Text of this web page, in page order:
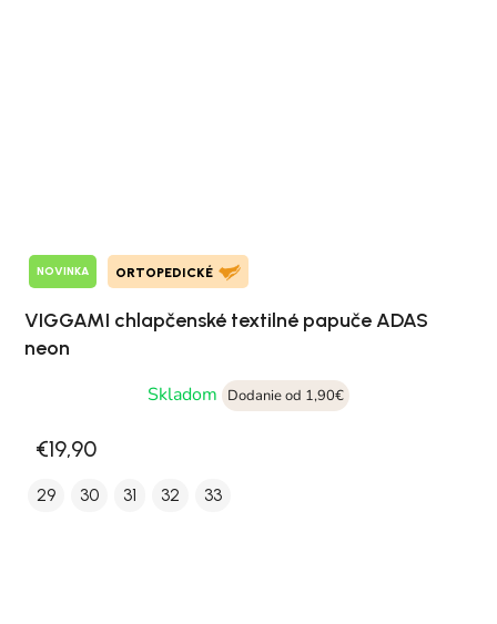
NOVINKA ORTOPEDICKÉ
VIGGAMI chlapčenské textilné papuče ADAS
neon
Skladom
Dodanie od 1,90€
€19,90
29 30 31 32 33